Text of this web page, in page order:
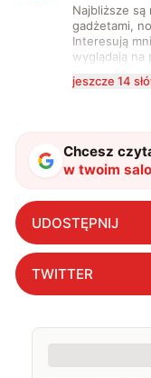
Najbliższe
gadżetami,
Interesują
wyglądają na
wpływają
korzystamy z
muzykę.
jeszcze 14
Chcesz
w twoim
rewolucję w
UDOSTĘPNIJ
TWITTER